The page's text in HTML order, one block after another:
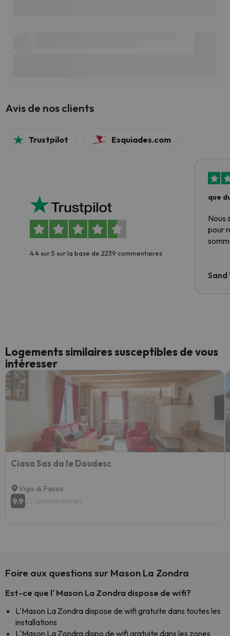
Avis de nos clients
Trustpilot Esquiades.com
4.4 sur 5 sur la base de 2239 commentaires
que
Nous
pour
Sand
Logements similaires susceptibles de vous
intéresser
Ciasa Sas da le Doudesc
Vigo di Fassa
9.9 27 commentaires
Foire aux questions sur Mason La Zondra
Est-ce que l' Mason La Zondra dispose de wifi?
L'Mason La Zondra dispose de wifi gratuite dans toutes les
installations
L'Mason La Zondra dispo de wifi gratuite dans les zones